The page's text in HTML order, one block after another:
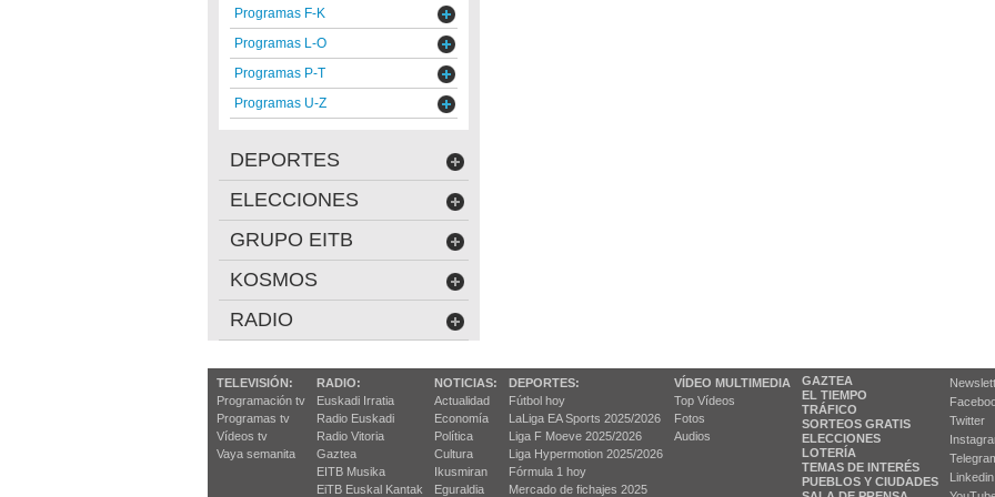
Programas F-K
Programas L-O
Programas P-T
Programas U-Z
DEPORTES
ELECCIONES
GRUPO EITB
KOSMOS
RADIO
TELEVISIÓN:
Programación tv
Programas tv
Vídeos tv
Vaya semanita
RADIO:
Euskadi Irratia
Radio Euskadi
Radio Vitoria
Gaztea
EITB Musika
EiTB Euskal Kantak
NOTICIAS:
Actualidad
Economía
Política
Cultura
Ikusmiran
Eguraldia
DEPORTES:
Fútbol hoy
LaLiga EA Sports 2025/2026
Liga F Moeve 2025/2026
Liga Hypermotion 2025/2026
Fórmula 1 hoy
Mercado de fichajes 2025
VÍDEO MULTIMEDIA
Top Vídeos
Fotos
Audios
GAZTEA
EL TIEMPO
TRÁFICO
SORTEOS GRATIS
ELECCIONES
LOTERÍA
TEMAS DE INTERÉS
PUEBLOS Y CIUDADES
Twitter
Linkedin